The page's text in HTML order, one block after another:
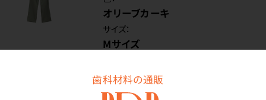
歯科材料の通販
オリーブカーキ
サイズ：
Mサイズ
価格はログイン後表示